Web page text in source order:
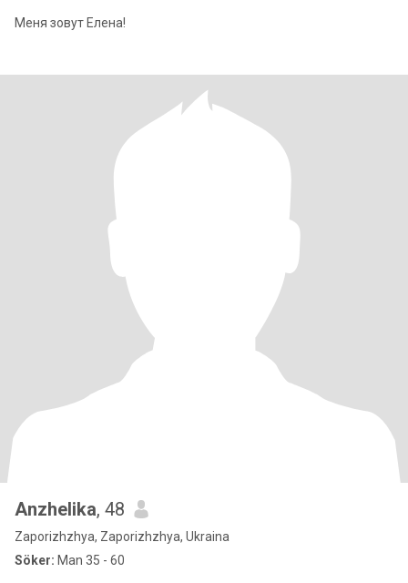
Меня зовут Елена!
Anzhelika, 48
Zaporizhzhya, Zaporizhzhya, Ukraina
Söker: Man 35 - 60